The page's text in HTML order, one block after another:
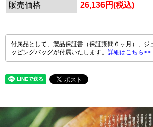
販売価格
26,136円(税込)
付属品として、製品保証書（保証期間６ヶ月）、ジ
ッピングバッグが付属いたします。 詳細はこちら>>